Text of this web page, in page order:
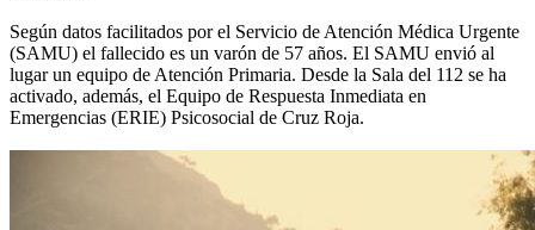
Según datos facilitados por el Servicio de Atención Médica Urgente
(SAMU) el fallecido es un varón de 57 años. El SAMU envió al
lugar un equipo de Atención Primaria. Desde la Sala del 112 se ha
activado, además, el Equipo de Respuesta Inmediata en
Emergencias (ERIE) Psicosocial de Cruz Roja.